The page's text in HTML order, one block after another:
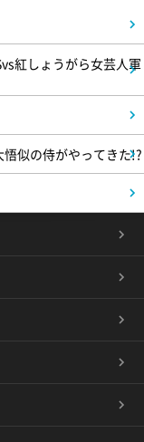
紅しょうがら女芸人軍
似の侍がやってきた!?